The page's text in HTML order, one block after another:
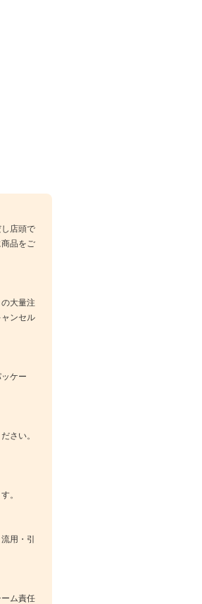
店頭で
品をご
大量注
ンセル
ケー
さい。
。
用・引
ム責任